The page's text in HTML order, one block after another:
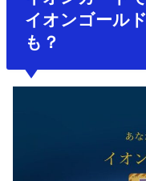
イオンゴール
も？